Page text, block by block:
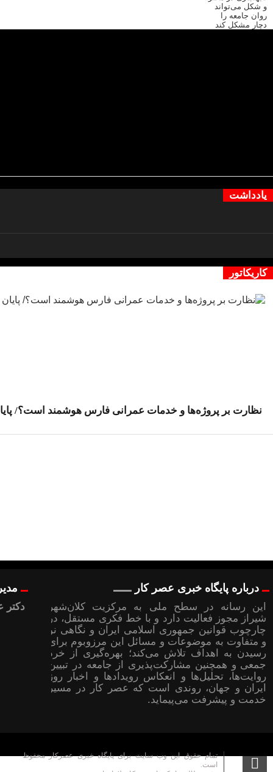
یادداشت
کاریکاتور
نظارت بر پروژه‌ها و خدمات عمرانی فارس هوشمند است؟/
درباره پایگاه خبری عصر کار
این رسانه در سطح ملی به مرکزیت کلان‌شهر
شیراز مجوز فعالیت دارد و با خط فکری مستقل، در
چارچوب قوانین جمهوری اسلامی ایران و نگاهی نو
و متفاوت به موضوعات ‌و مسائل این مرزوبوم برای
رسیدن به اهداف تلاش می‌کند؛ بهره‌گیری از خرد
جمعی و همچنین مشارکت‌پذیری از جامعه در تبیین
روایت‌ها، تحلیل‌ها و انعکاس رویدادها و اخبار روز
ایران و جهان، روندی است که عصر کار در مسیر
خدمت و پیشرفت می‌پیماید.
دکتر
تمام حقوق این وب سایت برای پایگاه خبری عصرکار محفوظ
است.